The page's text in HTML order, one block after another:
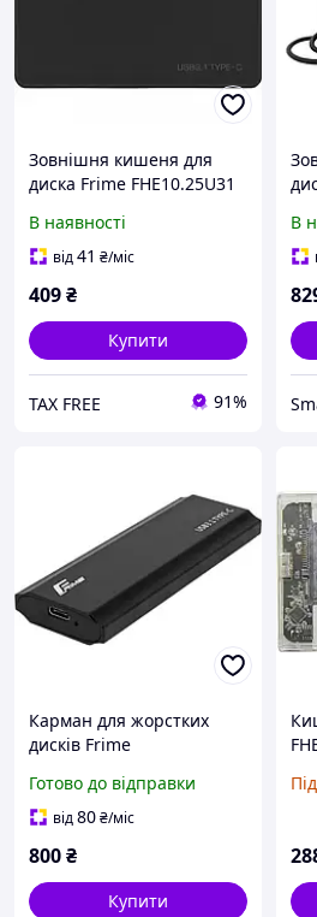
Зовнішня кишеня для
диска Frime FHE10.25U31
В наявності
від41 ₴/міс
409₴
Купити
TAX FREE 91%
В
Карман для жорстких
дисків Frime
NVMe PCIe USB 3.2 Metal
Black
Готово до відправки
від80₴/міс
800₴
Купити